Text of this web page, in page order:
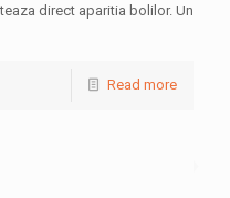
direct aparitia bolilor. Un
Read more